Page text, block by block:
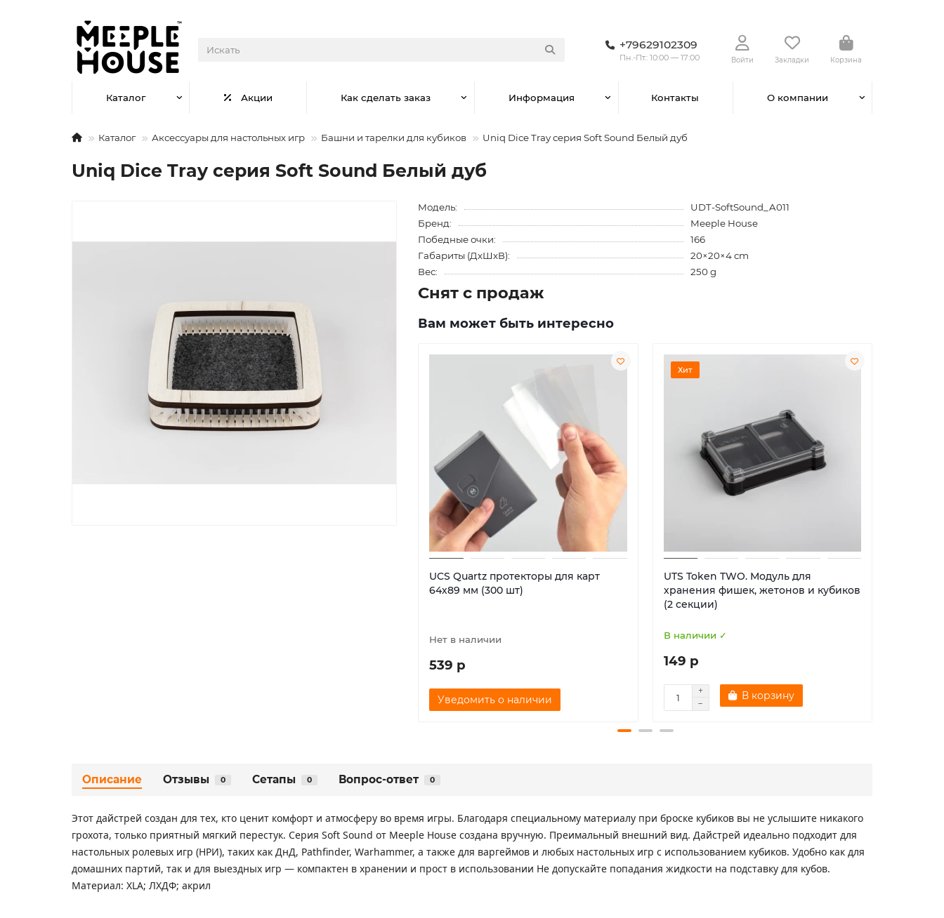
+79629102309
Пн.-Пт.: 10:00 — 17:00 Войти Закладки Корзина
Каталог Акции Как сделать заказ Информация Контакты О компании
Каталог Аксессуары для настольных игр Башни и тарелки для кубиков Uniq Dice Tray серия Soft Sound Белый дуб
Uniq Dice Tray серия Soft Sound Белый дуб
Модель:
UDT-SoftSound_A011
Бренд:
Meeple House
Победные очки:
166
Габариты (ДхШхВ):
20×20×4 cm
Вес:
250 g
Снят с продаж
Вам может быть интересно
UCS Quartz протекторы для карт
64х89 мм (300 шт)
Нет в наличии
539 р
Уведомить о наличии
Хит
UTS Token TWO. Модуль для
хранения фишек, жетонов и кубиков
(2 секции)
В наличии ✓
149 р
В корзину
Описание Отзывы 0 Сетапы 0 Вопрос-ответ 0
Этот дайстрей создан для тех, кто ценит комфорт и атмосферу во время игры. Благодаря специальному материалу при броске кубиков вы не услышите никакого
грохота, только приятный мягкий перестук. Серия Soft Sound от Meeple House создана вручную. Преимальный внешний вид. Дайстрей идеально подходит для
настольных ролевых игр (НРИ), таких как ДнД, Pathfinder, Warhammer, а также для варгеймов и любых настольных игр с использованием кубиков. Удобно как для
домашних партий, так и для выездных игр — компактен в хранении и прост в использовании Не допускайте попадания жидкости на подставку для кубов.
Материал: XLA; ЛХДФ; акрил